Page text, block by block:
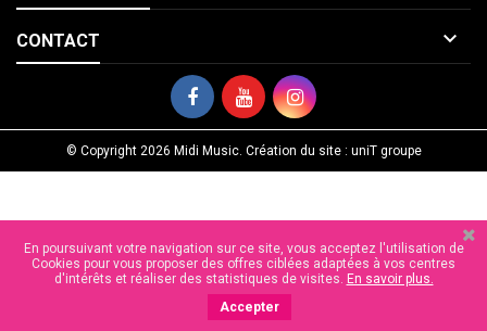
CONTACT 
© Copyright 2026 Midi Music. Création du site : uniT groupe
En poursuivant votre navigation sur ce site, vous acceptez l'utilisation de
Cookies pour vous proposer des offres ciblées adaptées à vos centres
d'intérêts et réaliser des statistiques de visites. En savoir plus.
Accepter